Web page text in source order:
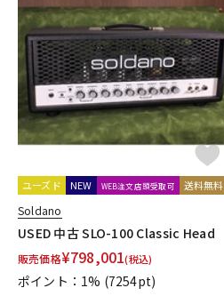
ユーズド NEW WEB注文店頭受取可 送料無料
Soldano
USED 中古 SLO-100 Classic Head
販売価格¥798,001(税込)
ポイント：1% (7254pt)